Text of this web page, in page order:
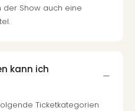
der Show auch eine
kann ich
Ticketkategorien